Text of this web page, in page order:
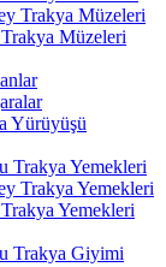
Trakya Müzeleri
Trakya Müzeleri
Yürüyüşü
Trakya Yemekleri
Trakya Yemekleri
Trakya Yemekleri
Trakya Giyimi